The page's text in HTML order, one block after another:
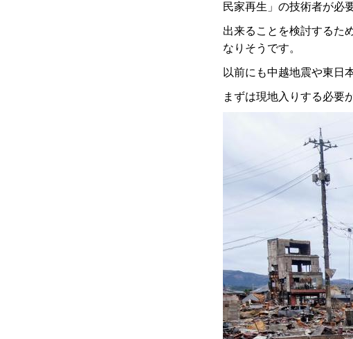
民家再生」の技術者が必
出来ることを検討するた
なりそうです。
以前にも中越地震や東日
まずは現地入りする必要